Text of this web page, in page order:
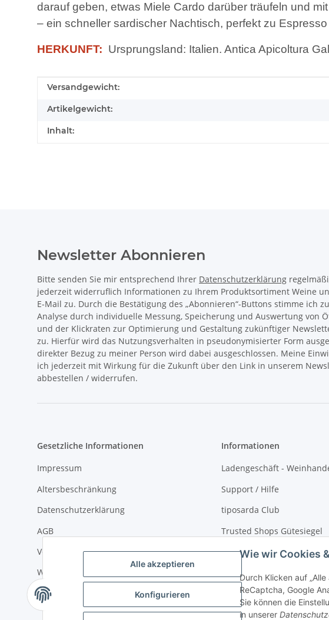
Alle akzeptieren
Konfigurieren
Wie wir Cookies
Durch Klicken auf
ReCaptcha, Google
Sie können die
in unserer
darauf geben, etwas Miele Cardo darüber träufeln und
– ein schneller sardischer Nachtisch, perfekt zu
HERKUNFT: Ursprungsland: Italien. Antica Apicoltura
Produkteigenschaft
Wert
Versandgewicht:
Artikelgewicht:
Inhalt:
Newsletter Abonnieren
Bitte senden Sie mir entsprechend Ihrer Datenschutzerklärung
jederzeit widerruflich Informationen zu Ihrem Produktsortiment Weine
E-Mail zu. Durch die Bestätigung des „Abonnieren“-Buttons stimme ich
Analyse durch individuelle Messung, Speicherung und Auswertung von
und der Klickraten zur Optimierung und Gestaltung zukünftiger
zu. Hierfür wird das Nutzungsverhalten in pseudonymisierter Form
direkter Bezug zu meiner Person wird dabei ausgeschlossen. Meine
ich jederzeit mit Wirkung für die Zukunft über den Link in unserem
abbestellen / widerrufen.
Gesetzliche Informationen
Impressum
Altersbeschränkung
Datenschutzerklärung
AGB
Versand- und Zahlungsbedingungen
Widerrufsrecht
Informationen
Ladengeschäft -
Support / Hilfe
tiposarda Club
Trusted Shops Gütesiegel
Virtueller Rundgang bei
über tiposarda
Sitemap